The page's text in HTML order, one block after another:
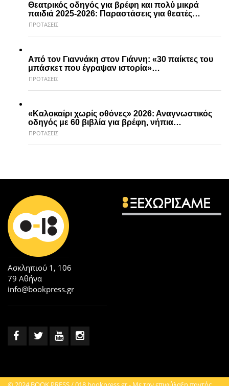
Θεατρικός οδηγός για βρέφη και πολύ μικρά
παιδιά 2025-2026: Παραστάσεις για θεατές…
ΠΡΟΤΑΣΕΙΣ
Από τον Γιαννάκη στον Γιάννη: «30 παίκτες του
μπάσκετ που έγραψαν ιστορία»…
ΠΡΟΤΑΣΕΙΣ
«Καλοκαίρι χωρίς οθόνες» 2026: Αναγνωστικός
οδηγός με 60 βιβλία για βρέφη, νήπια…
ΠΡΟΤΑΣΕΙΣ
Ασκληπιού 1, 106
79 Αθήνα
info@bookpress.gr
ΞΕΧΩΡΙΣΑΜΕ